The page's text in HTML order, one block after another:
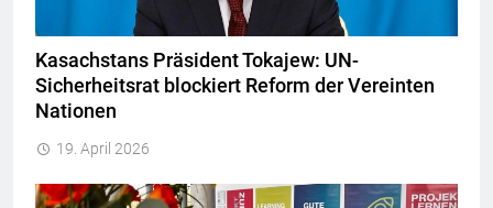
Kasachstans Präsident Tokajew: UN-
Sicherheitsrat blockiert Reform der Vereinten
Nationen
19. April 2026